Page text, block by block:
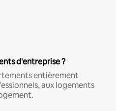
d'entreprise ?
entièrement
aux logements